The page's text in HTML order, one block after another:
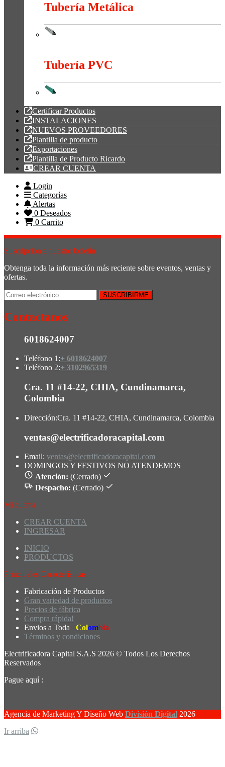
Tubería Metálica
Tubería PVC
Certificar Productos
INSTALACIONES
NUEVOS PROVEEDORES
Plantilla de producto
Exportaciones
Plantilla de Producto Ricardo
CREAR CUENTA
Login
Categorías
Alertas
0 Deseados
0 Carrito
Suscripción a nuestro boletín
Obtenga toda la información más reciente sobre eventos, ventas y
ofertas.
Contactanos
6018624007
Teléfono 1:+ 6018624007
Teléfono 2:+ 3102965319
Cra. 11 #14-22, CHIA, Cundinamarca,
Colombia
Dirección:Cra. 11 #14-22, CHIA, Cundinamarca, Colombia
ventas@electrificadoracapital.com
Email: ventas@electrificadoracapital.com
DOMINGOS Y FESTIVOS NO ATENDEMOS
Atención: (Cerrado)
Despacho: (Cerrado)
Mi cuenta
CREAR CUENTA
INGRESAR
INICIO
PRODUCTOS
Principales Características
Fabricación de Productos
Gran variedad de productos
Precios de fábrica
Compra rápida!
Envios a Toda
Colombia
Términos y condiciones
Electrificadora Capital S.A.S 2026 © Todos Los Derechos
Reservados
Pague aquí :
Agencia de Marketing Y Diseño Web División Digital 2026
Ir arriba